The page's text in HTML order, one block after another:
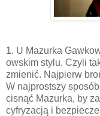
1. U Mazurka
owskim stylu. Czyli
zmienić. Najpierw
W najprostszy
cisnąć Mazurka, by
cyfryzacją i